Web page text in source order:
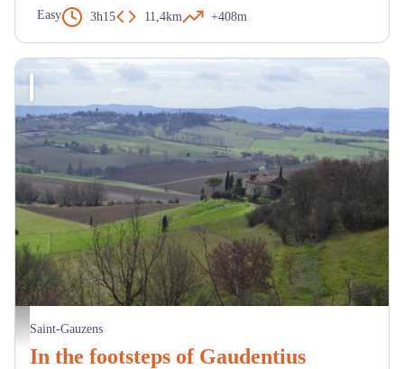
Easy 3h15 11,4km +408m
Saint-Gauzens - OT LTO
Saint-Gauzens
In the footsteps of Gaudentius